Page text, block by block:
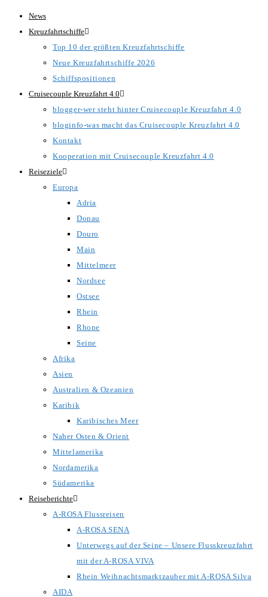
Zum
Inhalt
News
Kreuzfahrtschiffe
Top 10 der größten Kreuzfahrtschiffe
Neue Kreuzfahrtschiffe 2026
Schiffspositionen
Cruisecouple Kreuzfahrt 4.0
blogger-wer steht hinter Cruisecouple Kreuzfahrt 4.0
bloginfo-was macht das Cruisecouple Kreuzfahrt 4.0
Kontakt
Kooperation mit Cruisecouple Kreuzfahrt 4.0
Reiseziele
Europa
Adria
Donau
Douro
Main
Mittelmeer
Nordsee
Ostsee
Rhein
Rhone
Seine
Afrika
Asien
Australien & Ozeanien
Karibik
Karibisches Meer
Naher Osten & Orient
Mittelamerika
Nordamerika
Südamerika
Reiseberichte
A-ROSA Flussreisen
A-ROSA SENA
Unterwegs auf der Seine – Unsere Flusskreuzfahrt
mit der A-ROSA VIVA
Rhein Weihnachtsmarktzauber mit A-ROSA Silva
AIDA